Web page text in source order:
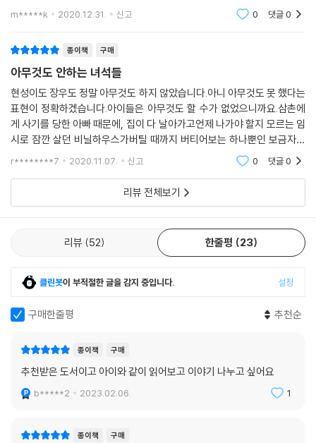
를 소망합니다. 요즘 아이들은 참 바쁘고 할 일이 많아 어린시절을 뺏기고
m*****k 2020.12.31. 신고 0 댓글0
종이책 구매
아무것도 안하는 녀석들
현성이도 장우도 정말 아무것도 하지 않았습니다.아니 아무것도 못 했다는
표현이 정확하겠습니다.아이들은 아무것도 할 수가 없었으니까요.삼촌에
게 사기를 당한 아빠 때문에, 집이 다 날아가고언제 나가야 할지 모르는 임
시로 잠깐 살던 비닐하우스가버틸 때까지 버티어보는 하나뿐인 보금자리
가 되어도,그 일로 아빠가 집을 나가고 엄마와 둘이 사는 집이 되어도,형편
r********7 2020.11.07. 신고 0 댓글0
리뷰 전체보기
리뷰 52 한줄평 23
클린봇이 부적절한 글을 감지 중입니다. 설정
구매한줄평 추천순
종이책 구매
추천받은 도서이고 아이와 같이 읽어보고 이야기 나누고 싶어요
b*****2 2023.02.06. 1
종이책 구매